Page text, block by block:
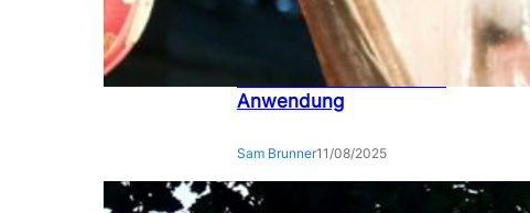
Chinesisches Horoskop
verstehen: 12
Tierkreiszeichen zwischen
Tradition und moderner
Anwendung
Sam Brunner11/08/2025
Der digitale Unternehmer –